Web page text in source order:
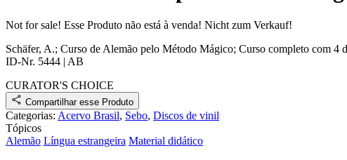
Not for sale! Esse Produto não está à venda! Nicht zum Verkauf!
Schäfer, A.; Curso de Alemão pelo Método Mágico; Curso completo com 4
ID-Nr. 5444 | AB
CURATOR'S CHOICE
Compartilhar esse Produto
Categorias: Acervo Brasil, Sebo, Discos de vinil
Tópicos
Alemão Língua estrangeira Material didático